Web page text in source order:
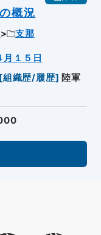
概況
支那
１５日
[組織歴/履歴] 陸軍